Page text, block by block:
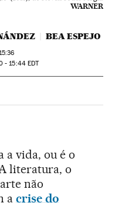
WARNER
BEA ESPEJO
- 15:44EDT
a vida, ou é o
literatura, o
não
a crise do